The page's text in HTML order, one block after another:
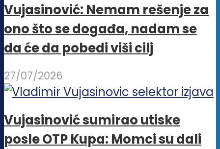
Vujasinović: Nemam rešenje za
ono što se događa, nadam se
da će da pobedi viši cilj
27/07/2026
Vujasinović sumirao utiske
posle OTP Kupa: Momci su dali